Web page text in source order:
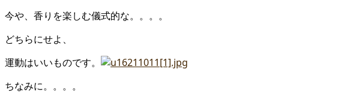
今や、香りを楽しむ儀式的な。。。。
どちらにせよ、
運動はいいものです。
ちなみに。。。。